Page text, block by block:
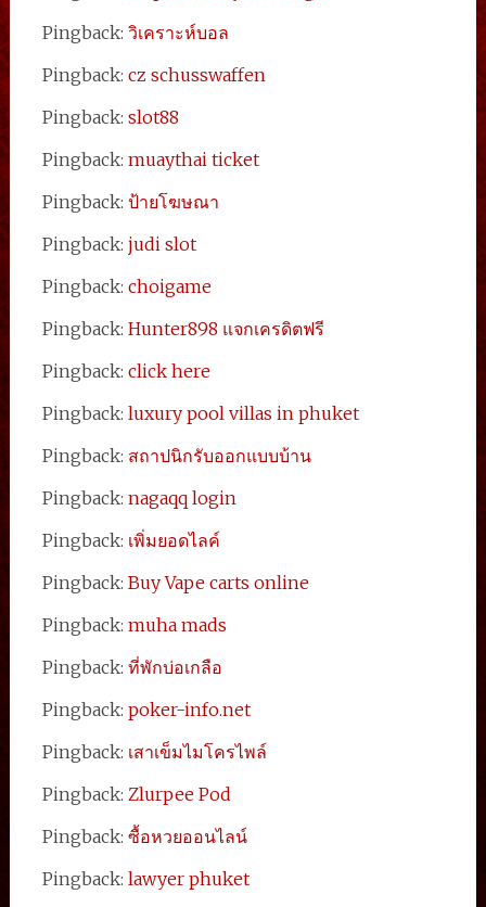
Pingback: วิเคราะห์บอล
Pingback: cz schusswaffen
Pingback: slot88
Pingback: muaythai ticket
Pingback: ป้ายโฆษณา
Pingback: judi slot
Pingback: choigame
Pingback: Hunter898 แจกเครดิตฟรี
Pingback: click here
Pingback: luxury pool villas in phuket
Pingback: สถาปนิกรับออกแบบบ้าน
Pingback: nagaqq login
Pingback: เพิ่มยอดไลค์
Pingback: Buy Vape carts online
Pingback: muha mads
Pingback: ที่พักบ่อเกลือ
Pingback: poker-info.net
Pingback: เสาเข็มไมโครไพล์
Pingback: Zlurpee Pod
Pingback: ซื้อหวยออนไลน์
Pingback: lawyer phuket